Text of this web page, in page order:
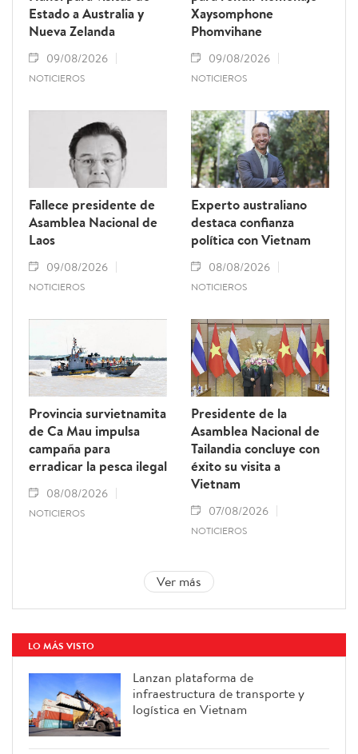
Estado a Australia y
Nueva Zelanda
09/08/2026
NOTICIEROS
Xaysomphone
Phomvihane
09/08/2026
NOTICIEROS
Fallece presidente de
Asamblea Nacional de
Laos
09/08/2026
NOTICIEROS
Experto australiano
destaca confianza
política con Vietnam
08/08/2026
NOTICIEROS
Provincia survietnamita
de Ca Mau impulsa
campaña para
erradicar la pesca ilegal
08/08/2026
NOTICIEROS
Presidente de la
Asamblea Nacional de
Tailandia concluye con
éxito su visita a
Vietnam
07/08/2026
NOTICIEROS
Ver más
LO MÁS VISTO
Lanzan plataforma de
infraestructura de transporte y
logística en Vietnam